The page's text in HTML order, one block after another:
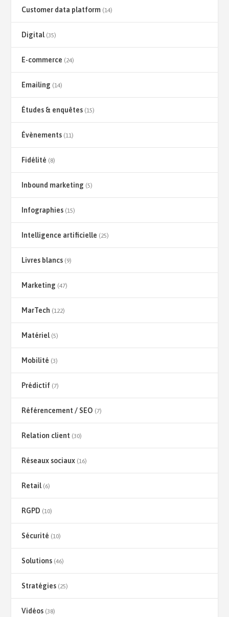
Customer data platform (14)
Digital(35)
E-commerce (24)
Emailing (14)
Études & enquêtes (15)
Évènements (11)
Fidélité (8)
Inbound marketing (5)
Infographies (15)
Intelligence artificielle (25)
Livres blancs (9)
Marketing (47)
MarTech (122)
Matériel(5)
Mobilité (3)
Prédictif (7)
Référencement / SEO (7)
Relation client (30)
Réseaux sociaux (16)
Retail(6)
RGPD (10)
Sécurité (10)
Solutions (46)
Stratégies (25)
Vidéos (38)